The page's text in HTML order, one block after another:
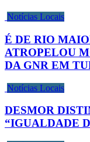
Notícias Locais
É DE RIO
ATROPELOU
DA GNR EM
Notícias Locais
DESMOR
“IGUALDADE